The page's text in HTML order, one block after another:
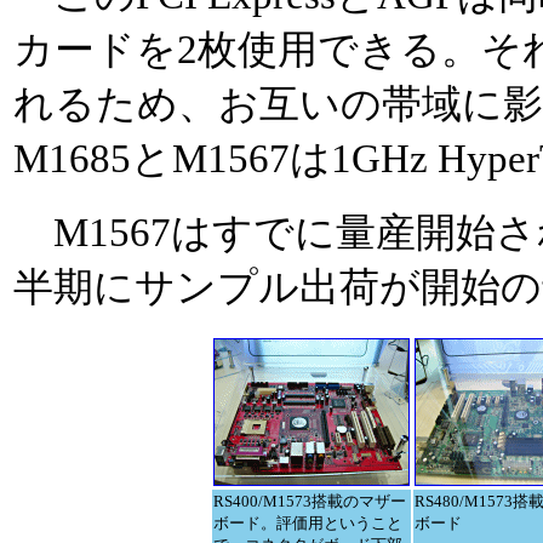
カードを2枚使用できる。
れるため、お互いの帯域に
M1685とM1567は1GHz
M1567はすでに量産開始
半期にサンプル出荷が開始
RS400/M1573搭載のマザー
ボード。評価用ということ
RS480/M1573搭
ボード